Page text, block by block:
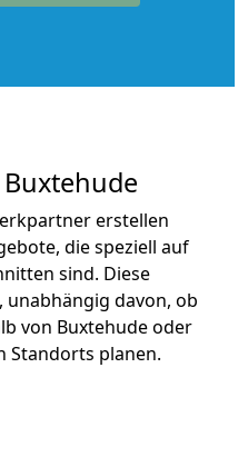
erstellen
die speziell auf
sind. Diese
davon, ob
von Buxtehude oder
Standorts planen.